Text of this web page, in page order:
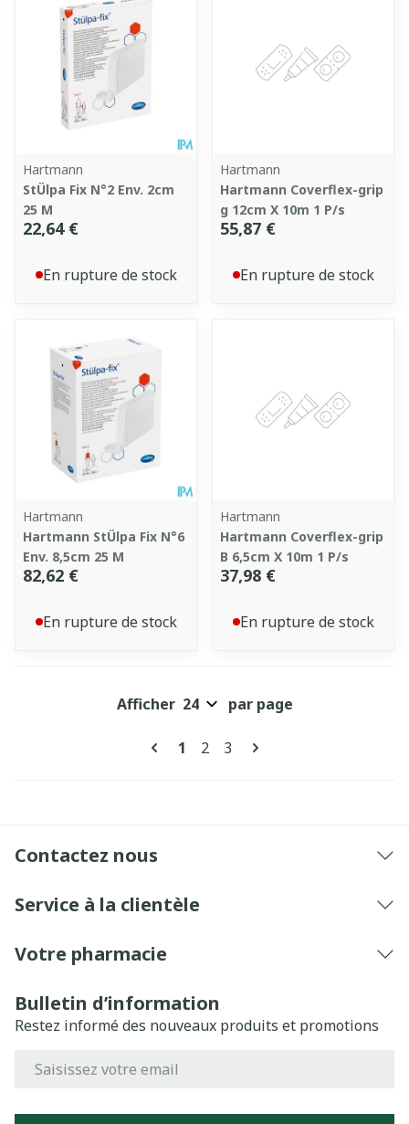
Hartmann
StÜlpa Fix N°2 Env. 2cm
25 M
22,64 €
En rupture de stock
Hartmann
Hartmann Coverflex-grip
g 12cm X 10m 1 P/s
55,87 €
En rupture de stock
Hartmann
Hartmann StÜlpa Fix N°6
Env. 8,5cm 25 M
82,62 €
En rupture de stock
Hartmann
Hartmann Coverflex-grip
B 6,5cm X 10m 1 P/s
37,98 €
En rupture de stock
Pages
Vous lisez actuellement la
1 Page
2 Page
3
Afficher par page
Contactez nous
Service à la clientèle
Votre pharmacie
Bulletin d’information
Restez informé des nouveaux produits et promotions